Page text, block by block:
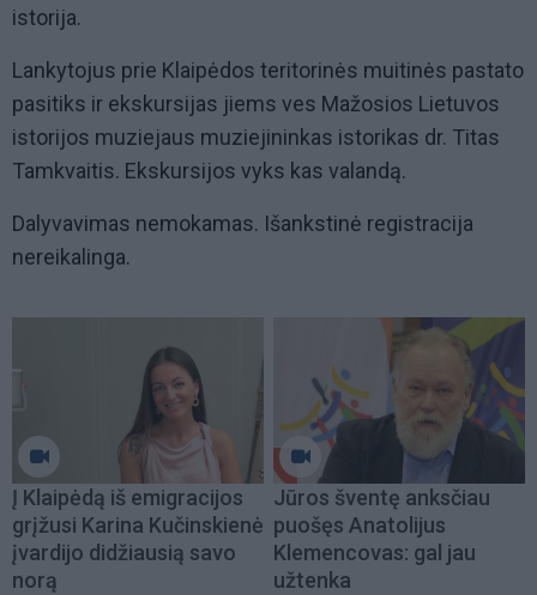
istorija.
Lankytojus prie Klaipėdos teritorinės muitinės pastato
pasitiks ir ekskursijas jiems ves Mažosios Lietuvos
istorijos muziejaus muziejininkas istorikas dr. Titas
Tamkvaitis. Ekskursijos vyks kas valandą.
Dalyvavimas nemokamas. Išankstinė registracija
nereikalinga.
Į Klaipėdą iš emigracijos
grįžusi Karina Kučinskienė
įvardijo didžiausią savo
norą
Jūros šventę anksčiau
puošęs Anatolijus
Klemencovas: gal jau
užtenka